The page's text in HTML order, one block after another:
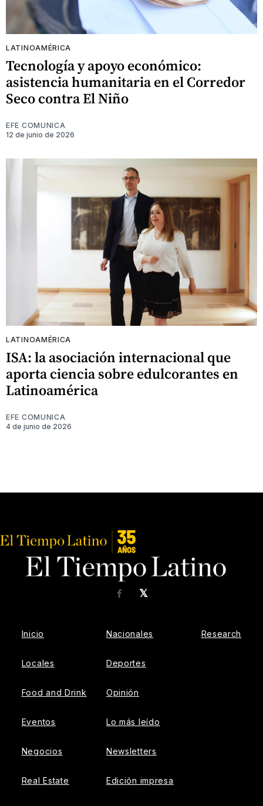
LATINOAMÉRICA
Tecnología y apoyo económico:
asistencia humanitaria en el Corredor
Seco contra El Niño
EFE COMUNICA
12 de junio de 2026
LATINOAMÉRICA
ISA: la asociación internacional que
aporta ciencia sobre edulcorantes en
Latinoamérica
EFE COMUNICA
4 de junio de 2026
𝕏
Facebook
Inicio
Locales
Food and Drink
Eventos
Negocios
Real Estate
Nacionales
Deportes
Opinión
Lo más leído
Newsletters
Edición impresa
Research